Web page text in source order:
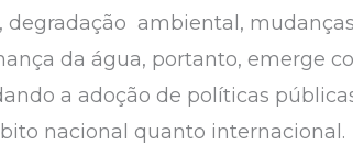
ambiental,
da água, portanto, emerge
a adoção de políticas
nacional quanto internacional.